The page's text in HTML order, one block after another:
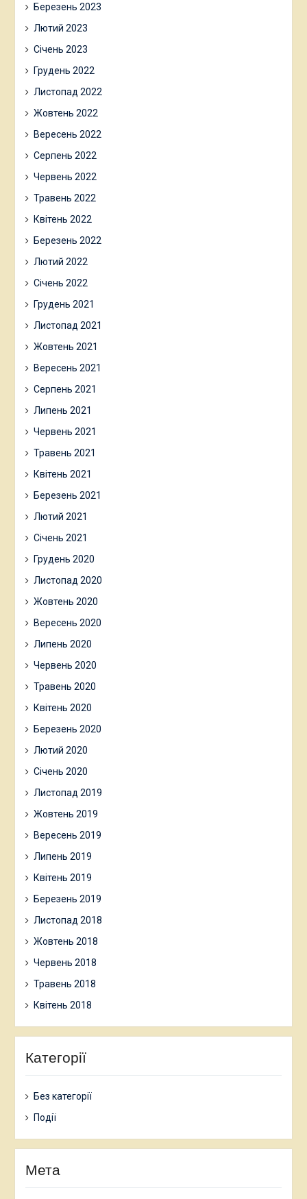
Березень 2023
Лютий 2023
Січень 2023
Грудень 2022
Листопад 2022
Жовтень 2022
Вересень 2022
Серпень 2022
Червень 2022
Травень 2022
Квітень 2022
Березень 2022
Лютий 2022
Січень 2022
Грудень 2021
Листопад 2021
Жовтень 2021
Вересень 2021
Серпень 2021
Липень 2021
Червень 2021
Травень 2021
Квітень 2021
Березень 2021
Лютий 2021
Січень 2021
Грудень 2020
Листопад 2020
Жовтень 2020
Вересень 2020
Липень 2020
Червень 2020
Травень 2020
Квітень 2020
Березень 2020
Лютий 2020
Січень 2020
Листопад 2019
Жовтень 2019
Вересень 2019
Липень 2019
Квітень 2019
Березень 2019
Листопад 2018
Жовтень 2018
Червень 2018
Травень 2018
Квітень 2018
Категорії
Без категорії
Події
Мета